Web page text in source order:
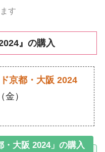
す
』の購入
京都・大阪 2024
）
・大阪 2024」の購入